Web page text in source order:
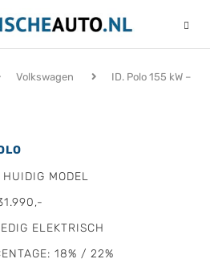
Volkswagen
ID. Polo 155 kW –
MODEL
ELEKTRISCH
18% / 22%